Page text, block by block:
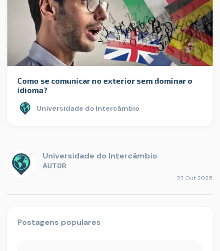
Como se comunicar no exterior sem dominar o
idioma?
Universidade do Intercâmbio
Universidade do Intercâmbio
AUTOR
23 Out 2025
Postagens populares